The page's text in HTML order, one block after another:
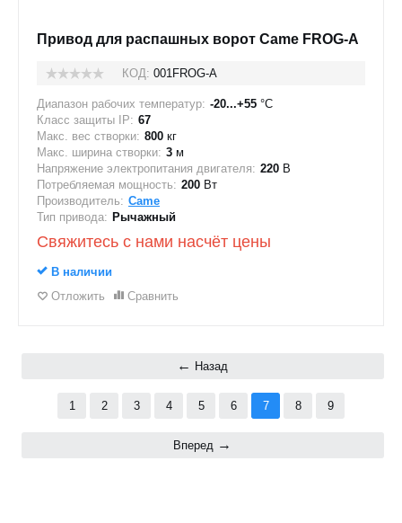
Привод для распашных ворот Came FROG-A
КОД: 001FROG-A
Диапазон рабочих температур: -20...+55 °C
Класс защиты IP: 67
Макс. вес створки: 800 кг
Макс. ширина створки: 3 м
Напряжение электропитания двигателя: 220 В
Потребляемая мощность: 200 Вт
Производитель: Came
Тип привода: Рычажный
Свяжитесь с нами насчёт цены
В наличии
Отложить
Сравнить
Назад
1 2 3 4 5 6 7 8 9
Вперед